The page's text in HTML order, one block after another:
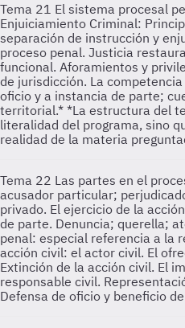
Tema 21 El sistema procesal
Enjuiciamiento Criminal:
separación de instrucción y
proceso penal. Justicia
funcional. Aforamientos y
de jurisdicción. La
oficio y a instancia de parte;
territorial.* *La estructura del
literalidad del programa, sino
realidad de la materia
Tema 22 Las partes en el
acusador particular;
privado. El ejercicio de la
de parte. Denuncia; querella;
penal: especial referencia a la
acción civil: el actor civil. El
Extinción de la acción civil. El
responsable civil.
Defensa de oficio y beneficio